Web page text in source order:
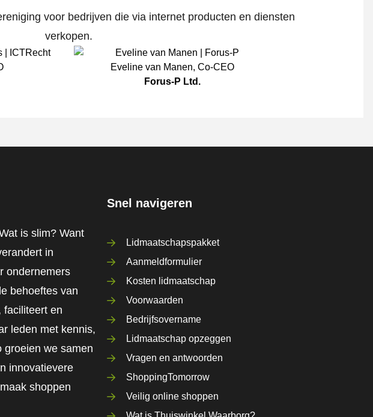
voor bedrijven die via internet producten en diensten
verkopen.
Eveline van Manen, Co-CEO
Forus-P Ltd.
is slim? Want
in
ondernemers
behoeftes van
faciliteert en
leden met kennis,
groeien we samen
innovatievere
shoppen
Snel navigeren
Lidmaatschapspakket
Aanmeldformulier
Kosten lidmaatschap
Voorwaarden
Bedrijfsovername
Lidmaatschap opzeggen
Vragen en antwoorden
ShoppingTomorrow
Veilig online shoppen